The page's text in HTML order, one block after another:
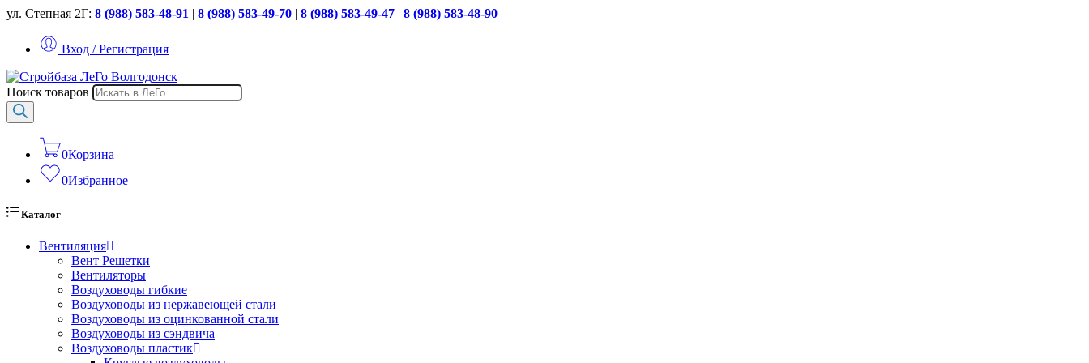
ул. Степная 2Г: 8 (988) 583-48-91 | 8 (988) 583-49-70 | 8 (988) 583-49-47 | 8 (988) 583-48-90
Вход / Регистрация
Поиск товаров
0Корзина
0Избранное
Каталог
Вентиляция
Вент Решетки
Вентиляторы
Воздуховоды гибкие
Воздуховоды из нержавеющей стали
Воздуховоды из оцинкованной стали
Воздуховоды из сэндвича
Воздуховоды пластик